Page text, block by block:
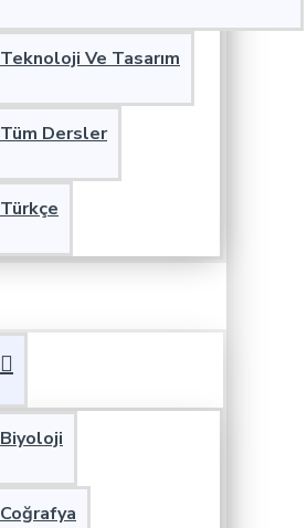
Teknoloji Ve Tasarım
Tüm Dersler
Türkçe
Biyoloji
Coğrafya